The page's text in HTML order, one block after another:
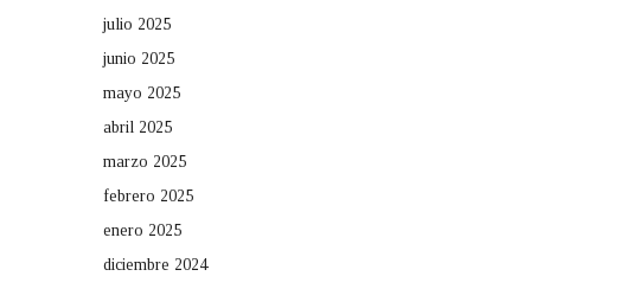
julio 2025
junio 2025
mayo 2025
abril 2025
marzo 2025
febrero 2025
enero 2025
diciembre 2024